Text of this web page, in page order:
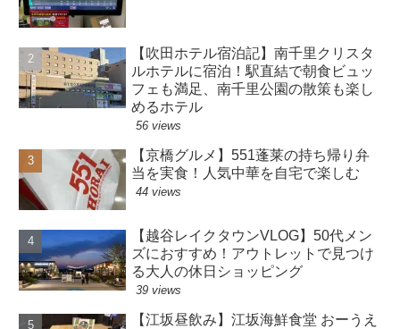
【吹田ホテル宿泊記】南千里クリスタ
ルホテルに宿泊！駅直結で朝食ビュッ
フェも満足、南千里公園の散策も楽し
めるホテル
56 views
【京橋グルメ】551蓬莱の持ち帰り弁
当を実食！人気中華を自宅で楽しむ
44 views
【越谷レイクタウンVLOG】50代メン
ズにおすすめ！アウトレットで見つけ
る大人の休日ショッピング
39 views
【江坂昼飲み】江坂海鮮食堂 おーうえ